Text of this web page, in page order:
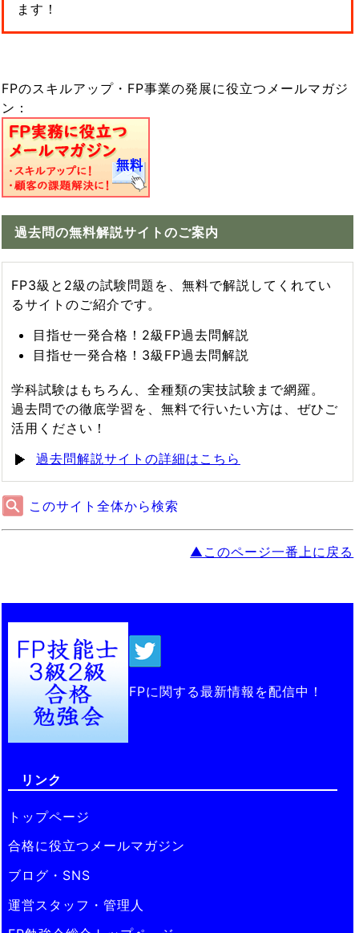
ます！
FPのスキルアップ・FP事業の発展に役立つメールマガジ
ン：
過去問の無料解説サイトのご案内
FP3級と2級の試験問題を、無料で解説してくれてい
るサイトのご紹介です。
目指せ一発合格！2級FP過去問解説
目指せ一発合格！3級FP過去問解説
学科試験はもちろん、全種類の実技試験まで網羅。
過去問での徹底学習を、無料で行いたい方は、ぜひご
活用ください！
過去問解説サイトの詳細はこちら
このサイト全体から検索
▲このページ一番上に戻る
FPに関する最新情報を配信中！
リンク
トップページ
合格に役立つメールマガジン
ブログ・SNS
運営スタッフ・管理人